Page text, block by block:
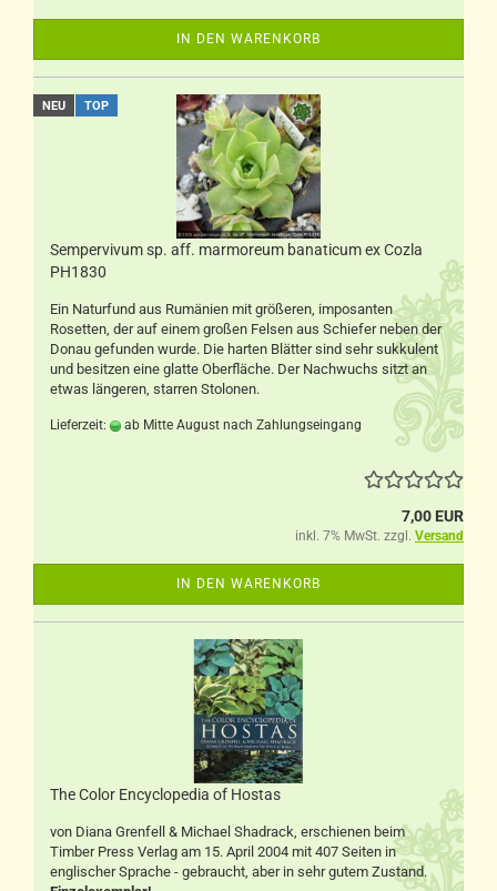
IN DEN WARENKORB
NEU TOP
Sempervivum sp. aff. marmoreum banaticum ex Cozla
PH1830
Ein Naturfund aus Rumänien mit größeren, imposanten
Rosetten, der auf einem großen Felsen aus Schiefer neben der
Donau gefunden wurde. Die harten Blätter sind sehr sukkulent
und besitzen eine glatte Oberfläche. Der Nachwuchs sitzt an
etwas längeren, starren Stolonen.
Lieferzeit: ab Mitte August nach Zahlungseingang
7,00 EUR
inkl. 7% MwSt. zzgl. Versand
IN DEN WARENKORB
The Color Encyclopedia of Hostas
von Diana Grenfell & Michael Shadrack, erschienen beim
Timber Press Verlag am 15. April 2004 mit 407 Seiten in
englischer Sprache - gebraucht, aber in sehr gutem Zustand.